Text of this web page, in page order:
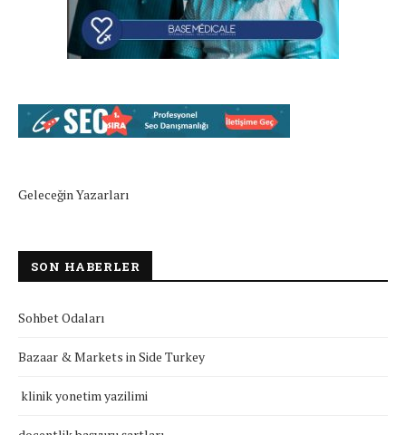
Geleceğin Yazarları
SON HABERLER
Sohbet Odaları
Bazaar & Markets in Side Turkey
klinik yonetim yazilimi